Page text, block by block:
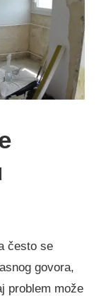
često se
govora,
problem može